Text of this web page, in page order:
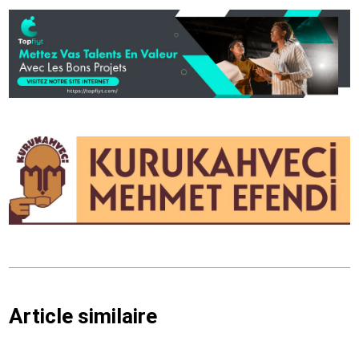
Article similaire